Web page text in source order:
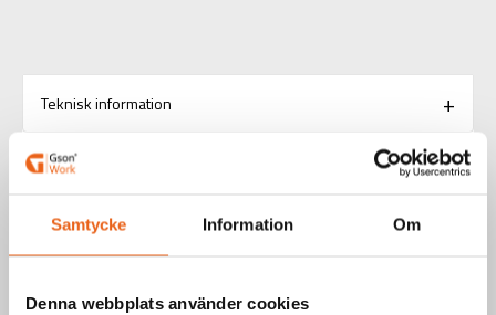
Samtycke Information Om
Denna webbplats använder cookies
Teknisk information
RELATERADE PRODUKTER